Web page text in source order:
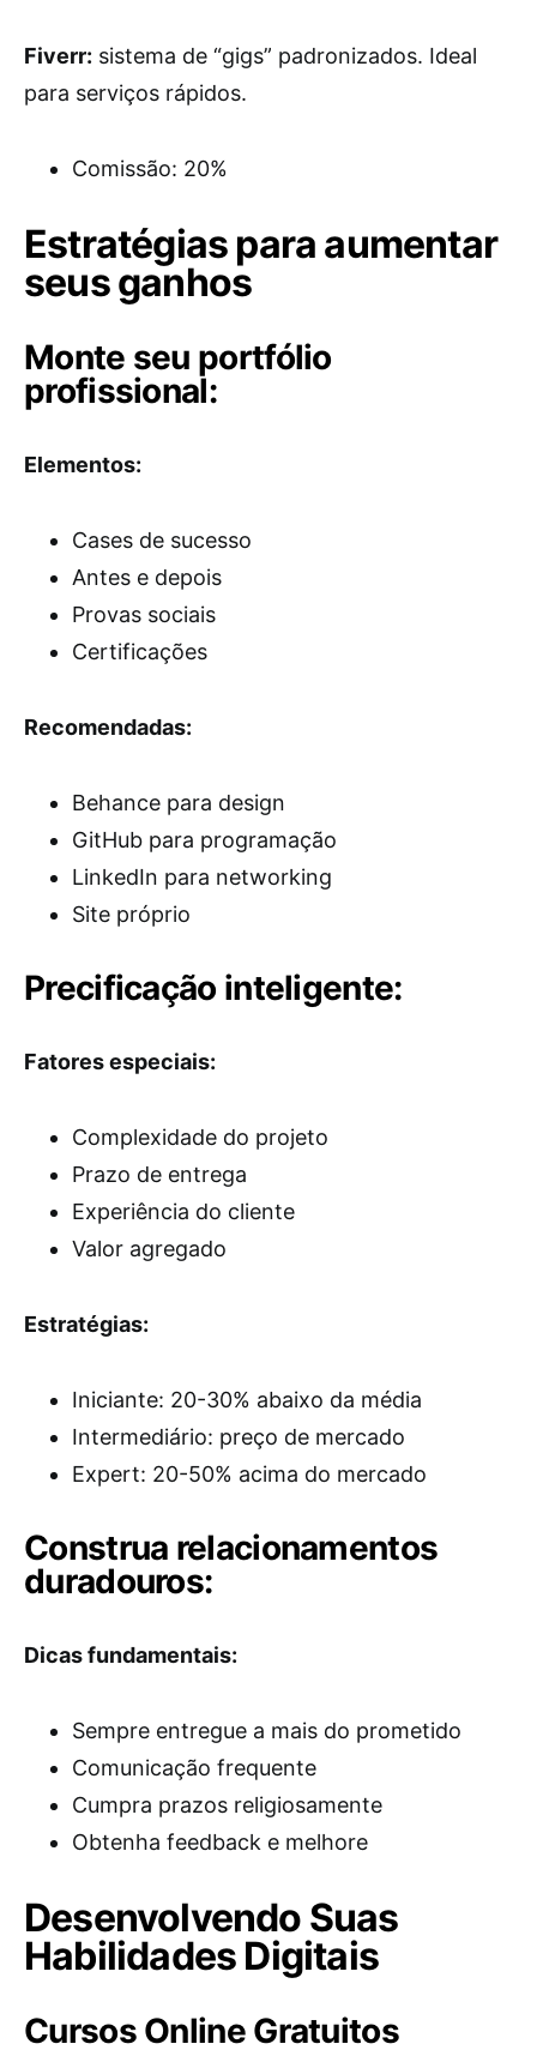
Fiverr: sistema de “gigs” padronizados. Ideal
para serviços rápidos.
Comissão: 20%
Estratégias para aumentar
seus ganhos
Monte seu portfólio
profissional:
Elementos:
Cases de sucesso
Antes e depois
Provas sociais
Certificações
Recomendadas:
Behance para design
GitHub para programação
LinkedIn para networking
Site próprio
Precificação inteligente:
Fatores especiais:
Complexidade do projeto
Prazo de entrega
Experiência do cliente
Valor agregado
Estratégias:
Iniciante: 20-30% abaixo da média
Intermediário: preço de mercado
Expert: 20-50% acima do mercado
Construa relacionamentos
duradouros:
Dicas fundamentais:
Sempre entregue a mais do prometido
Comunicação frequente
Cumpra prazos religiosamente
Obtenha feedback e melhore
Desenvolvendo Suas
Habilidades Digitais
Cursos Online Gratuitos